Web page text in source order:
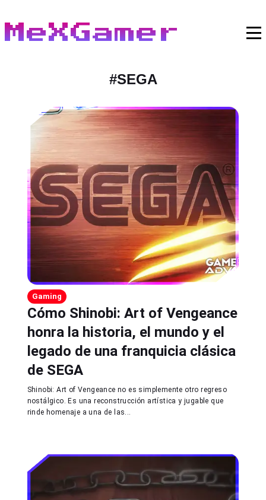
MeXGamer
#SEGA
Gaming
Cómo Shinobi: Art of Vengeance
honra la historia, el mundo y el
legado de una franquicia clásica
de SEGA
Shinobi: Art of Vengeance no es simplemente otro regreso
nostálgico. Es una reconstrucción artística y jugable que
rinde homenaje a una de las...